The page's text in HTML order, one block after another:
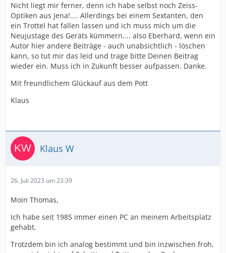
Nicht liegt mir ferner, denn ich habe selbst noch Zeiss-
Optiken aus Jena!.... Allerdings bei einem Sextanten, den
ein Trottel hat fallen lassen und ich muss mich um die
Neujustage des Geräts kümmern.... also Eberhard, wenn ein
Autor hier andere Beiträge - auch unabsichtlich - löschen
kann, so tut mir das leid und trage bitte Deinen Beitrag
wieder ein. Muss ich in Zukunft besser aufpassen. Danke.
Mit freundlichem Glückauf aus dem Pott
Klaus
Klaus W
26. Juli 2023 um 23:39
Moin Thomas,
Ich habe seit 1985 immer einen PC an meinem Arbeitsplatz
gehabt.
Trotzdem bin ich analog bestimmt und bin inzwischen froh,